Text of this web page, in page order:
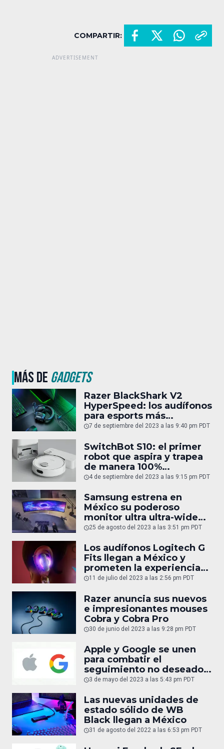
COMPARTIR:
MÁS DE GADGETS
Razer BlackShark V2
HyperSpeed: los audífonos
para esports más
cómodos y ligeros del
7 de septiembre del 2023 a las 9:40 pm PDT
SwitchBot S10: el primer
robot que aspira y trapea
de manera 100%
autónoma
4 de septiembre del 2023 a las 9:15 pm PDT
Samsung estrena en
México su poderoso
monitor ultra ultra-wide
Odyssey OLED G9
25 de agosto del 2023 a las 3:51 pm PDT
Los audífonos Logitech G
Fits llegan a México y
prometen la experiencia
de audio más
historia
11 de julio del 2023 a las 2:56 pm PDT
Razer anuncia sus nuevos
e impresionantes mouses
Cobra y Cobra Pro
30 de junio del 2023 a las 9:28 pm PDT
Apple y Google se unen
para combatir el
seguimiento no deseado
de accesorios de
3 de mayo del 2023 a las 5:43 pm PDT
Las nuevas unidades de
estado sólido de WB
Black llegan a México
31 de agosto del 2022 a las 6:53 pm PDT